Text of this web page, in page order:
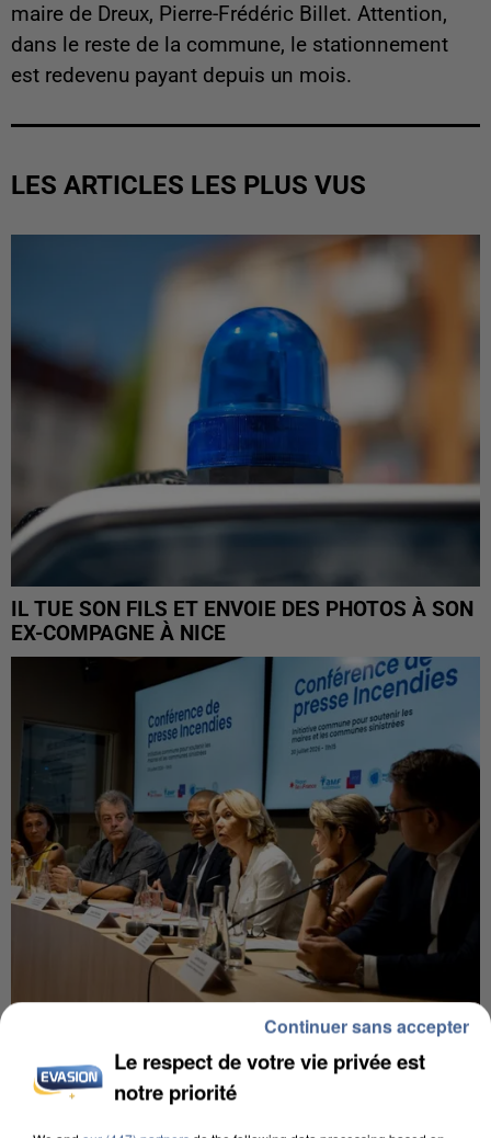
maire de Dreux, Pierre-Frédéric Billet. Attention,
dans le reste de la commune, le stationnement
est redevenu payant depuis un mois.
LES ARTICLES LES PLUS VUS
IL TUE SON FILS ET ENVOIE DES PHOTOS À SON
EX-COMPAGNE À NICE
INCENDIES : L’ÎLE-DE-FRANCE LANCE UN ÉLAN
DE SOLIDARITÉ AVEC LES...
Le respect de votre vie privée est
notre priorité
Continuer sans accepter